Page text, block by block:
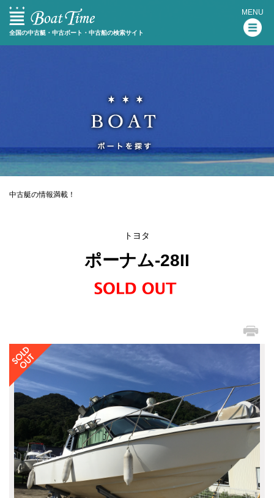
全国の中古艇・中古ボート・中古船の検索サイト
MENU
中古艇の情報満載！
トヨタ
ポーナム-28II